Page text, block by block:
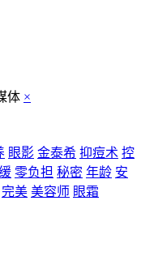
×
眼影 金泰希 抑痘术 控
零负担 秘密 年龄 安
完美 美容师 眼霜